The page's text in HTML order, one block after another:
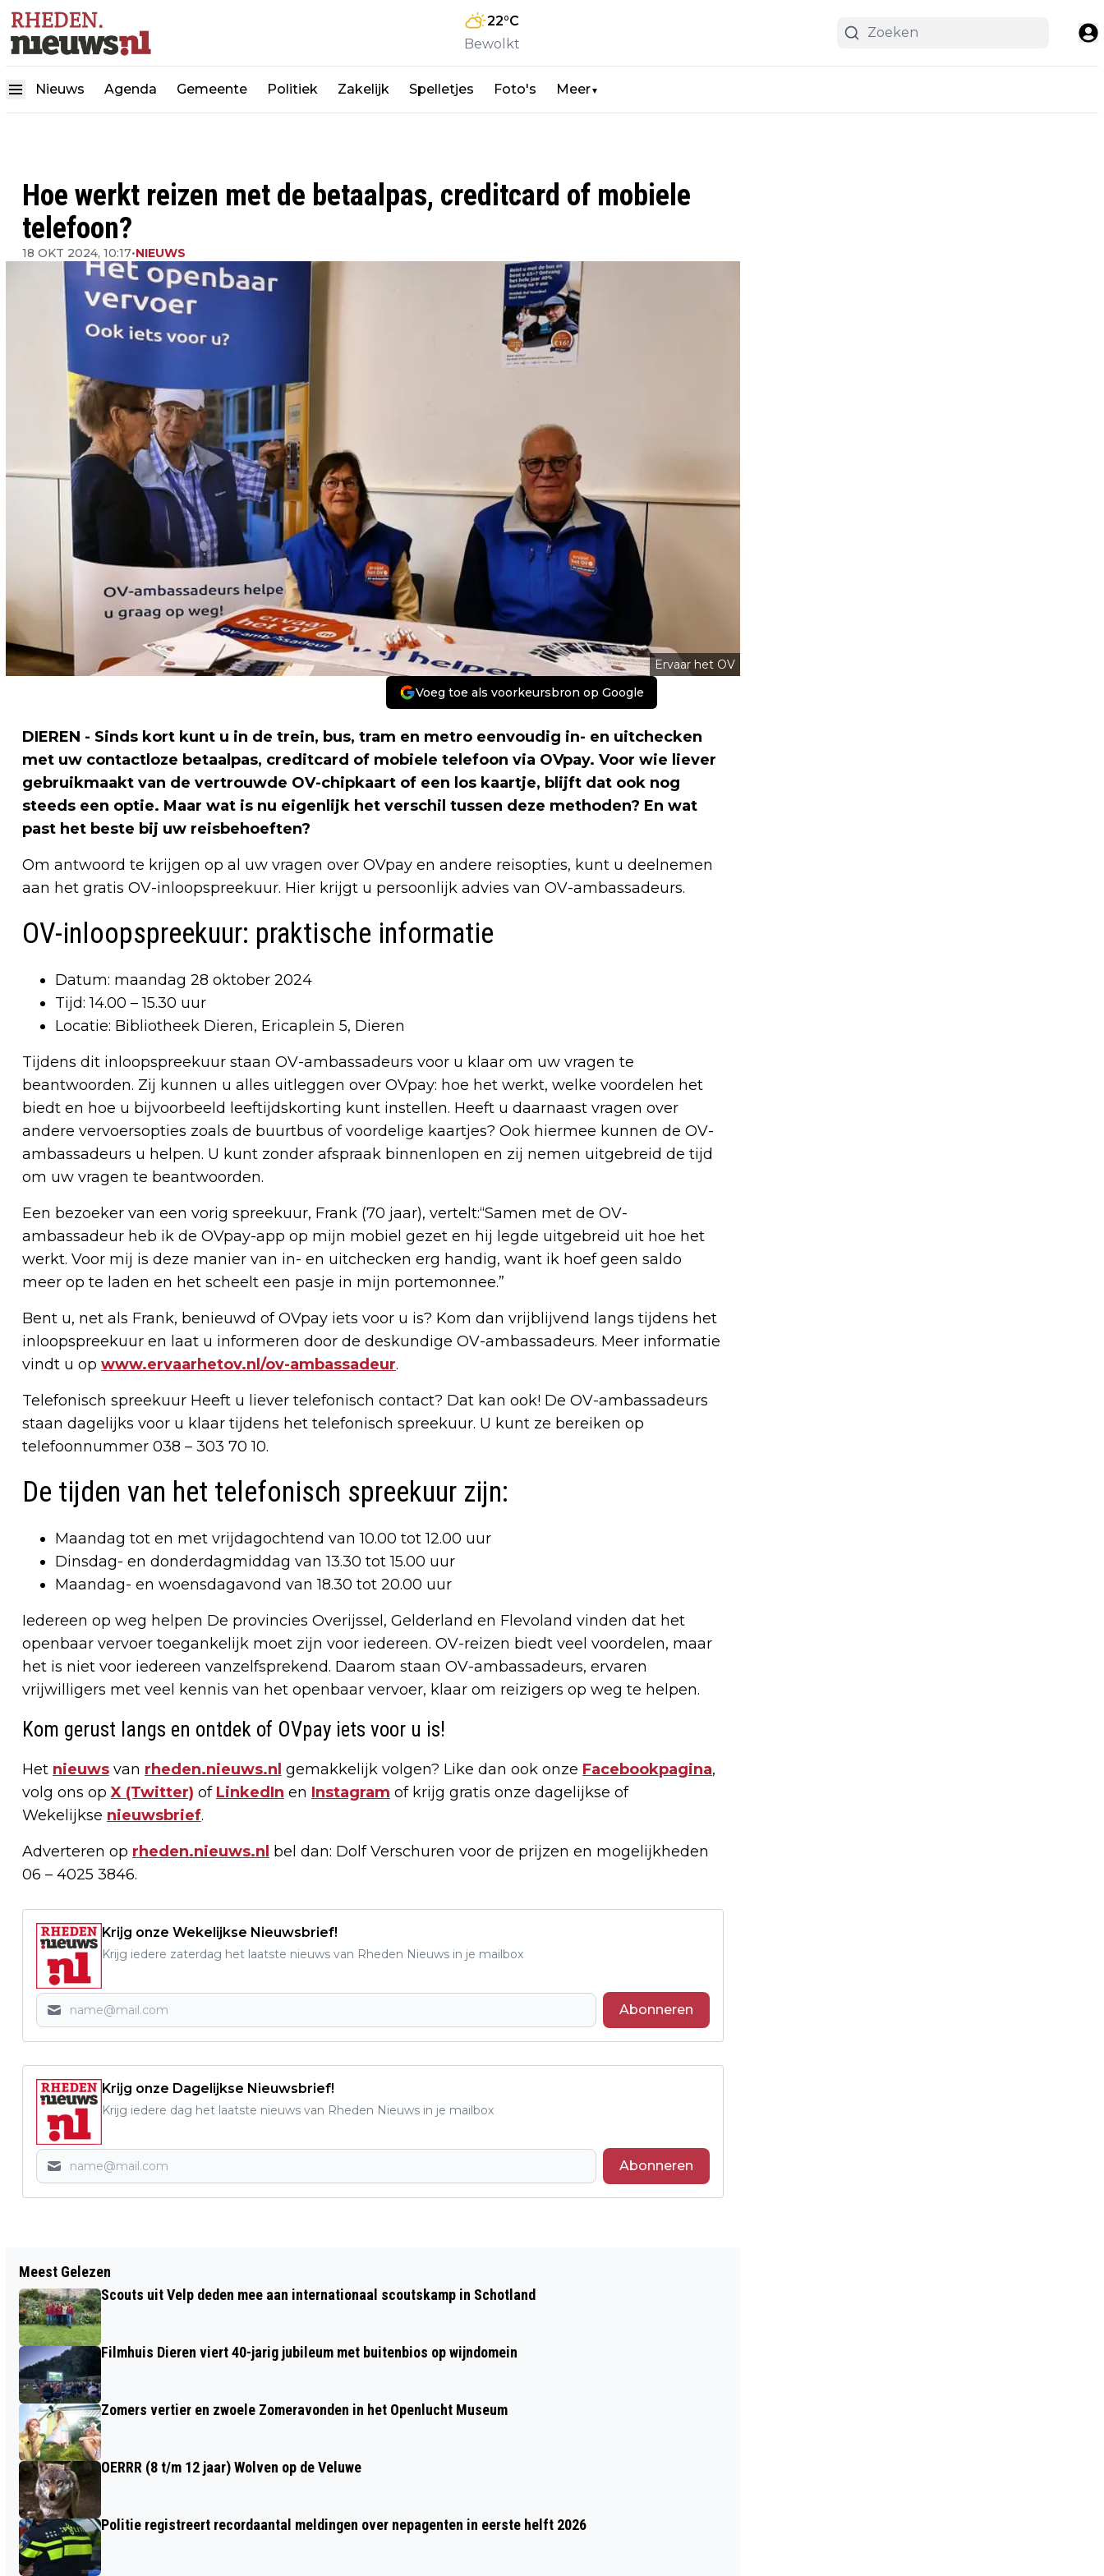
22°C
Bewolkt
Nieuws Agenda Gemeente Politiek Zakelijk Spelletjes Foto's Meer▼
Hoe werkt reizen met de betaalpas, creditcard of mobiele
telefoon?
18 OKT 2024, 10:17•NIEUWS
Ervaar het OV
Voeg toe als voorkeursbron op Google
DIEREN - Sinds kort kunt u in de trein, bus, tram en metro eenvoudig in- en uitchecken
met uw contactloze betaalpas, creditcard of mobiele telefoon via OVpay. Voor wie liever
gebruikmaakt van de vertrouwde OV-chipkaart of een los kaartje, blijft dat ook nog
steeds een optie. Maar wat is nu eigenlijk het verschil tussen deze methoden? En wat
past het beste bij uw reisbehoeften?
Om antwoord te krijgen op al uw vragen over OVpay en andere reisopties, kunt u deelnemen
aan het gratis OV-inloopspreekuur. Hier krijgt u persoonlijk advies van OV-ambassadeurs.
OV-inloopspreekuur: praktische informatie
Datum: maandag 28 oktober 2024
Tijd: 14.00 – 15.30 uur
Locatie: Bibliotheek Dieren, Ericaplein 5, Dieren
Tijdens dit inloopspreekuur staan OV-ambassadeurs voor u klaar om uw vragen te
beantwoorden. Zij kunnen u alles uitleggen over OVpay: hoe het werkt, welke voordelen het
biedt en hoe u bijvoorbeeld leeftijdskorting kunt instellen. Heeft u daarnaast vragen over
andere vervoersopties zoals de buurtbus of voordelige kaartjes? Ook hiermee kunnen de OV-
ambassadeurs u helpen. U kunt zonder afspraak binnenlopen en zij nemen uitgebreid de tijd
om uw vragen te beantwoorden.
Een bezoeker van een vorig spreekuur, Frank (70 jaar), vertelt:“Samen met de OV-
ambassadeur heb ik de OVpay-app op mijn mobiel gezet en hij legde uitgebreid uit hoe het
werkt. Voor mij is deze manier van in- en uitchecken erg handig, want ik hoef geen saldo
meer op te laden en het scheelt een pasje in mijn portemonnee.”
Bent u, net als Frank, benieuwd of OVpay iets voor u is? Kom dan vrijblijvend langs tijdens het
inloopspreekuur en laat u informeren door de deskundige OV-ambassadeurs. Meer informatie
vindt u op www.ervaarhetov.nl/ov-ambassadeur.
Telefonisch spreekuur Heeft u liever telefonisch contact? Dat kan ook! De OV-ambassadeurs
staan dagelijks voor u klaar tijdens het telefonisch spreekuur. U kunt ze bereiken op
telefoonnummer 038 – 303 70 10.
De tijden van het telefonisch spreekuur zijn:
Maandag tot en met vrijdagochtend van 10.00 tot 12.00 uur
Dinsdag- en donderdagmiddag van 13.30 tot 15.00 uur
Maandag- en woensdagavond van 18.30 tot 20.00 uur
Iedereen op weg helpen De provincies Overijssel, Gelderland en Flevoland vinden dat het
openbaar vervoer toegankelijk moet zijn voor iedereen. OV-reizen biedt veel voordelen, maar
het is niet voor iedereen vanzelfsprekend. Daarom staan OV-ambassadeurs, ervaren
vrijwilligers met veel kennis van het openbaar vervoer, klaar om reizigers op weg te helpen.
Kom gerust langs en ontdek of OVpay iets voor u is!
Het nieuws van rheden.nieuws.nl gemakkelijk volgen? Like dan ook onze Facebookpagina,
volg ons opX (Twitter) of LinkedIn en Instagram of krijg gratis onze dagelijkse of
Wekelijkse nieuwsbrief.
Adverteren op rheden.nieuws.nl bel dan: Dolf Verschuren voor de prijzen en mogelijkheden
06 – 4025 3846.
Krijg onze Wekelijkse Nieuwsbrief!
Krijg iedere zaterdag het laatste nieuws van Rheden Nieuws in je mailbox
Abonneren
Krijg onze Dagelijkse Nieuwsbrief!
Krijg iedere dag het laatste nieuws van Rheden Nieuws in je mailbox
Abonneren
GEMEENTEN ARNHEM, RHEDEN EN
RENKUM: SAMENWERKING IN
BEDRIJFSVOERING VANAF 2026 IN
NIEUWE VORM
RHEDEN VOOR EEN BETERE WERELD
Meest Gelezen
Scouts uit Velp deden mee aan internationaal scoutskamp in Schotland
Filmhuis Dieren viert 40-jarig jubileum met buitenbios op wijndomein
Zomers vertier en zwoele Zomeravonden in het Openlucht Museum
OERRR (8 t/m 12 jaar) Wolven op de Veluwe
Politie registreert recordaantal meldingen over nepagenten in eerste helft 2026